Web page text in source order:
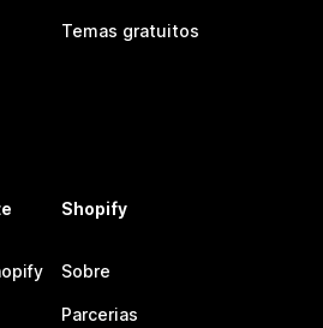
Temas gratuitos
Shopify
Sobre
Parcerias